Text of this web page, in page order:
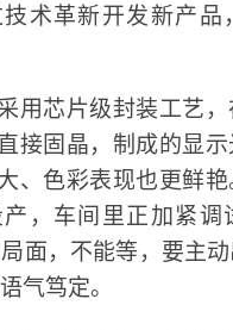
术革新开发新产品
芯片级封装工艺，
接固晶，制成的显
、色彩表现也更鲜
，车间里正加紧调
面，不能等，要主
气笃定。